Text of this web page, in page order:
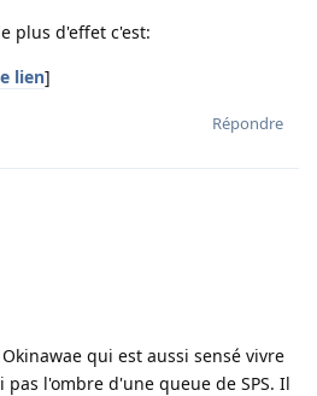
plus d'effet c'est:
lien]
Répondre
qui est aussi sensé vivre
pas l'ombre d'une queue de SPS. Il